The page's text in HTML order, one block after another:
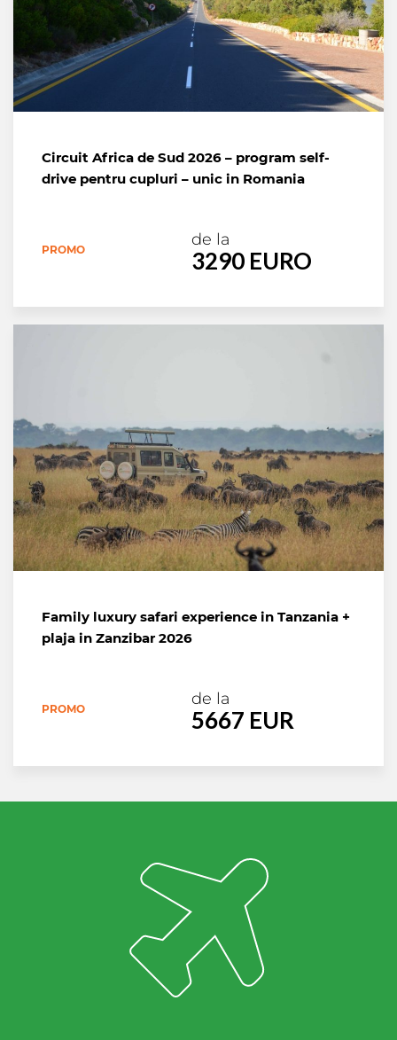
Circuit Africa de Sud 2026 – program self-
drive pentru cupluri – unic in Romania
PROMO
de la
3290 EURO
Family luxury safari experience in Tanzania +
plaja in Zanzibar 2026
PROMO
de la
5667 EUR